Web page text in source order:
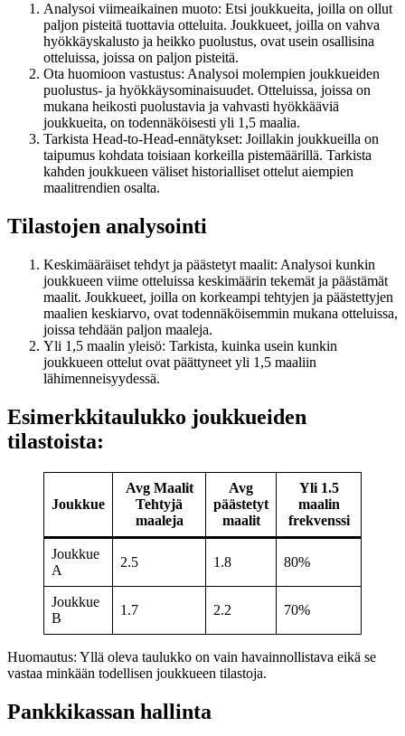
Analysoi viimeaikainen muoto: Etsi joukkueita, joilla on ollut
paljon pisteitä tuottavia otteluita. Joukkueet, joilla on vahva
hyökkäyskalusto ja heikko puolustus, ovat usein osallisina
otteluissa, joissa on paljon pisteitä.
Ota huomioon vastustus: Analysoi molempien joukkueiden
puolustus- ja hyökkäysominaisuudet. Otteluissa, joissa on
mukana heikosti puolustavia ja vahvasti hyökkääviä
joukkueita, on todennäköisesti yli 1,5 maalia.
Tarkista Head-to-Head-ennätykset: Joillakin joukkueilla on
taipumus kohdata toisiaan korkeilla pistemäärillä. Tarkista
kahden joukkueen väliset historialliset ottelut aiempien
maalitrendien osalta.
Tilastojen analysointi
Keskimääräiset tehdyt ja päästetyt maalit: Analysoi kunkin
joukkueen viime otteluissa keskimäärin tekemät ja päästämät
maalit. Joukkueet, joilla on korkeampi tehtyjen ja päästettyjen
maalien keskiarvo, ovat todennäköisemmin mukana otteluissa,
joissa tehdään paljon maaleja.
Yli 1,5 maalin yleisö: Tarkista, kuinka usein kunkin
joukkueen ottelut ovat päättyneet yli 1,5 maaliin
lähimenneisyydessä.
Esimerkkitaulukko joukkueiden
tilastoista:
Joukkue
Avg Maalit
Tehtyjä
maaleja
Avg
päästetyt
maalit
Yli 1.5
maalin
frekvenssi
Joukkue
A
2.5 1.8 80%
Joukkue
B
1.7 2.2 70%
Huomautus: Yllä oleva taulukko on vain havainnollistava eikä se
vastaa minkään todellisen joukkueen tilastoja.
Pankkikassan hallinta